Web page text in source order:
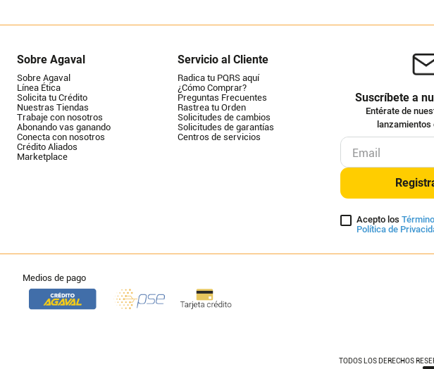
Sobre Agaval
Sobre Agaval
Línea Ética
Solicita tu Crédito
Nuestras Tiendas
Trabaje con nosotros
Abonando vas ganando
Conecta con nosotros
Crédito Aliados
Marketplace
Servicio al Cliente
Radica tu PQRS aquí
¿Cómo Comprar?
Preguntas Frecuentes
Rastrea tu Orden
Solicitudes de cambios
Solicitudes de garantías
Centros de servicios
Suscríbete a
Entérate de
Acepto los
Política de
Medios de pago
TODOS LOS DERECHOS